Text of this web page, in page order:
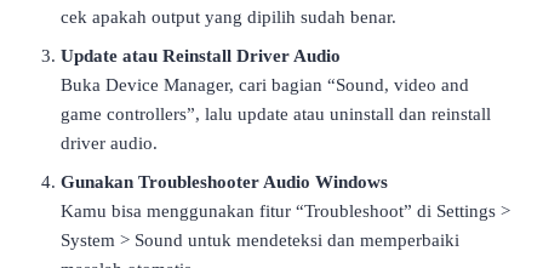
cek apakah output yang dipilih sudah benar.
Update atau Reinstall Driver Audio
Buka Device Manager, cari bagian “Sound, video and
game controllers”, lalu update atau uninstall dan reinstall
driver audio.
Gunakan Troubleshooter Audio Windows
Kamu bisa menggunakan fitur “Troubleshoot” di Settings >
System > Sound untuk mendeteksi dan memperbaiki